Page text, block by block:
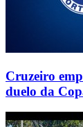
Cruzeiro
duelo da